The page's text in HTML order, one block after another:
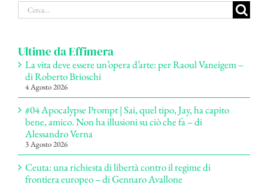
Cerca
per:
Ultime da Effimera
La vita deve essere un’opera d’arte: per Raoul Vaneigem –
di Roberto Brioschi
4 Agosto 2026
#04 Apocalypse Prompt | Sai, quel tipo, Jay, ha capito
bene, amico. Non ha illusioni su ciò che fa – di
Alessandro Verna
3 Agosto 2026
Ceuta: una richiesta di libertà contro il regime di
frontiera europeo – di Gennaro Avallone